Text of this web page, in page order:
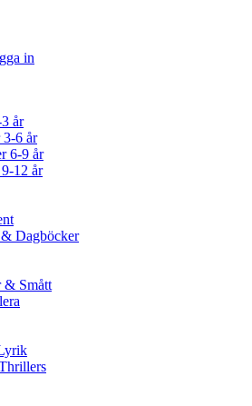
in
år
6 år
6-9 år
12 år
Dagböcker
& Smått